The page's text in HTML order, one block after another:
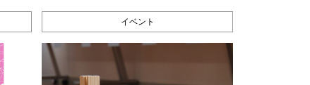
イベント